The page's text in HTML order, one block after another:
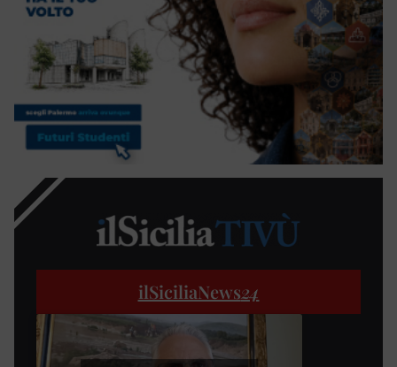
ilSiciliaNews24